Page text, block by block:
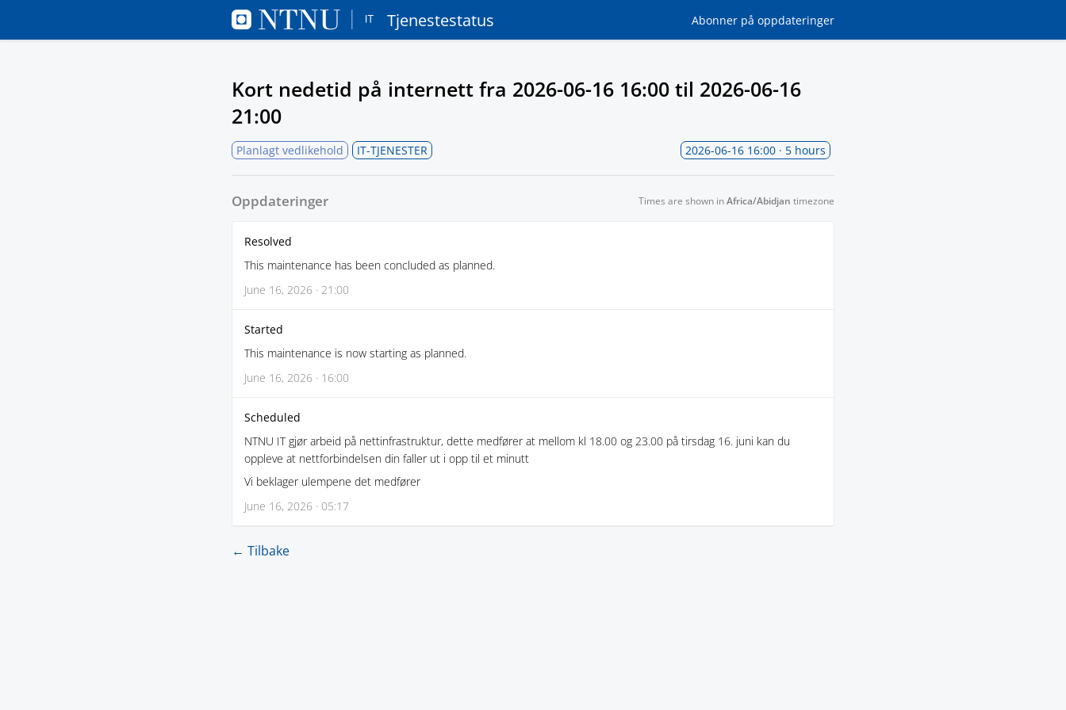
Tjenestestatus Abonner på oppdateringer
Kort nedetid på internett fra 2026-06-16 16:00 til 2026-06-16
21:00
Planlagt vedlikehold IT-TJENESTER 2026-06-16 16:00 · 5 hours
Oppdateringer Times are shown inAfrica/Abidjan timezone
Resolved
This maintenance has been concluded as planned.
June 16, 2026 · 21:00
Started
This maintenance is now starting as planned.
June 16, 2026 · 16:00
Scheduled
NTNU IT gjør arbeid på nettinfrastruktur, dette medfører at mellom kl 18.00 og 23.00 på tirsdag 16. juni kan du
oppleve at nettforbindelsen din faller ut i opp til et minutt
Vi beklager ulempene det medfører
June 16, 2026 · 05:17
← Tilbake